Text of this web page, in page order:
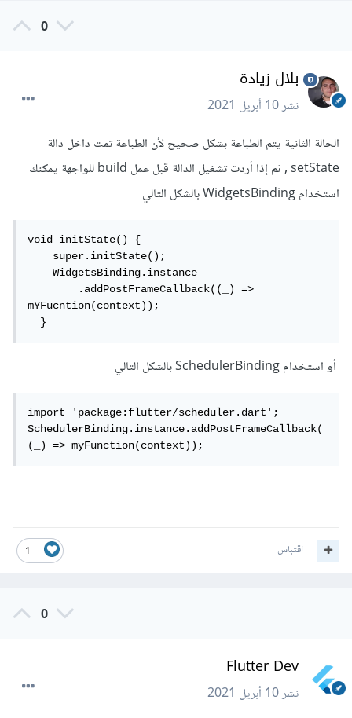
0
بلال زيادة
نشر10 أبريل 2021
الحالة الثانية يتم الطباعة بشكل صحيح لأن الطباعة تمت داخل دالة
setState , ثم إذا أردت تشغيل الدالة قبل عمل build للواجهة يمكنك
استخدام WidgetsBinding بالشكل التالي
void initState() {
    super.initState();
    WidgetsBinding.instance
        .addPostFrameCallback((_) =>
mYFucntion(context));
  }
أو استخدام SchedulerBinding بالشكل التالي
import 'package:flutter/scheduler.dart';
SchedulerBinding.instance.addPostFrameCallback(
(_) => myFunction(context));
1 اقتباس
0
Flutter Dev
نشر10 أبريل 2021